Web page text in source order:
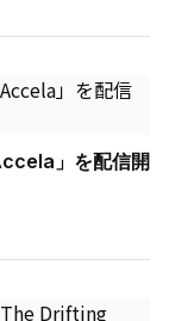
」を配信開